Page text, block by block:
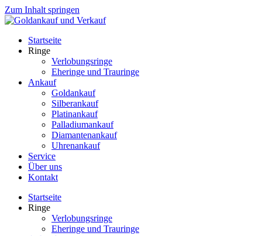
Zum Inhalt springen
Startseite
Ringe
Verlobungsringe
Eheringe und Trauringe
Ankauf
Goldankauf
Silberankauf
Platinankauf
Palladiumankauf
Diamantenankauf
Uhrenankauf
Service
Über uns
Kontakt
Startseite
Ringe
Verlobungsringe
Eheringe und Trauringe